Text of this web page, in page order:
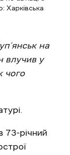
Харківська
на
влучив у
чого
73-річний